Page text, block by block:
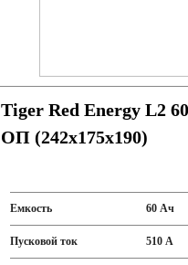
Tiger Red Energy L2
ОП (242x175x190)
Емкость 60 Ач
Пусковой ток 510 А